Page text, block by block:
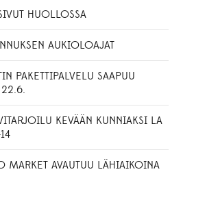
HUOLLOSSA
AUKIOLOAJAT
PAKETTIPALVELU SAAPUU
22.6.
KEVÄÄN KUNNIAKSI LA
MARKET AVAUTUU LÄHIAIKOINA